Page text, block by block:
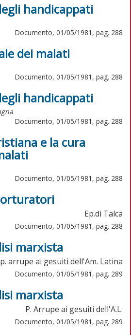
handicappati
Documento, 01/05/1981, pag. 288
dei malati
Documento, 01/05/1981, pag. 288
handicappati
Documento, 01/05/1981, pag. 288
e la cura
Documento, 01/05/1981, pag. 288
Ep.di Talca
Documento, 01/05/1981, pag. 288
marxista
p. arrupe ai gesuiti dell'Am. Latina
Documento, 01/05/1981, pag. 289
marxista
P. Arrupe ai gesuiti dell'A.L.
Documento, 01/05/1981, pag. 289